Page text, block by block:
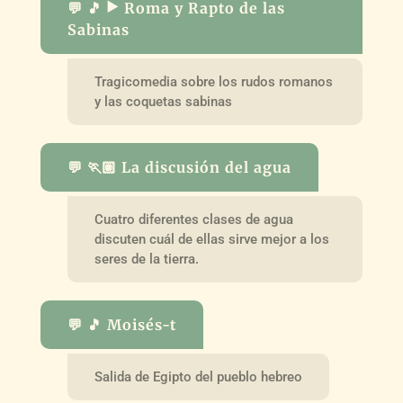
💬 🎵 ▶️ Roma y Rapto de las
Sabinas
Tragicomedia sobre los rudos romanos
y las coquetas sabinas
💬 🏃🏽 La discusión del agua
Cuatro diferentes clases de agua
discuten cuál de ellas sirve mejor a los
seres de la tierra.
💬 🎵 Moisés-t
Salida de Egipto del pueblo hebreo